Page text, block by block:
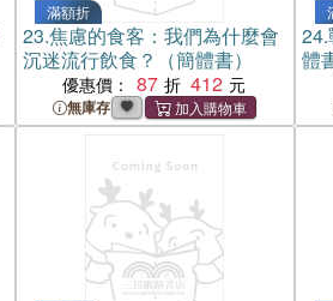
滿額折
23.焦慮的食客：我們為什麼會
沉迷流行飲食？（簡體書）
優惠價： 87 412
無庫存
24.
體